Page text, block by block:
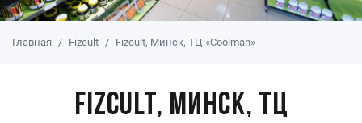
Главная Fizcult Fizcult, Минск, ТЦ «Coolman»
Fizcult, Минск, ТЦ